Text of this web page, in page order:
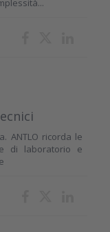
ANTLO ricorda le
di laboratorio e